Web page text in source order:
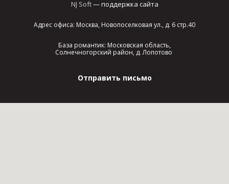
NJ Soft— поддержка сайта
Адрес офиса: Москва, Новопоселковая ул., д. 6 стр.40
База романтик: Московская область,
Солнечногорский район, д. Лопотово
Отправить письмо